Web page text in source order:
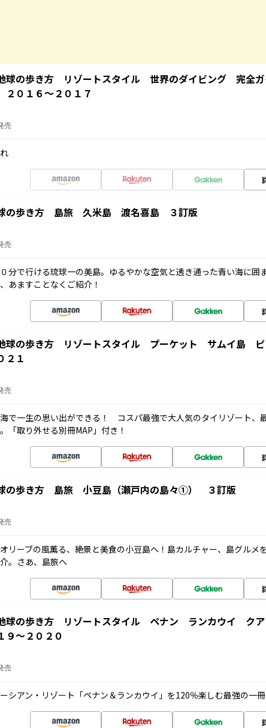
球の歩き方 リゾートスタイル 世界のダイビング 完全
０１６～２０１７
売
の歩き方 島旅 久米島 渡名喜島 ３訂版
売
分で行ける琉球一の美島。ゆるやかな空気と透き通った青い海に囲
あますことなくご紹介！
球の歩き方 リゾートスタイル プーケット サムイ島
２１
売
で一生の思い出ができる！ コスパ最強で大人気のタイリゾート、
「取り外せる別冊MAP」付き！
の歩き方 島旅 小豆島（瀬戸内の島々①） ３訂版
売
リーブの風薫る、絶景と美食の小豆島へ！島カルチャー、島グルメ
。さあ、島旅へ
球の歩き方 リゾートスタイル ペナン ランカウイ クア
～２０２０
売
シアン・リゾート「ペナン＆ランカウイ」を120％楽しむ最強の一冊